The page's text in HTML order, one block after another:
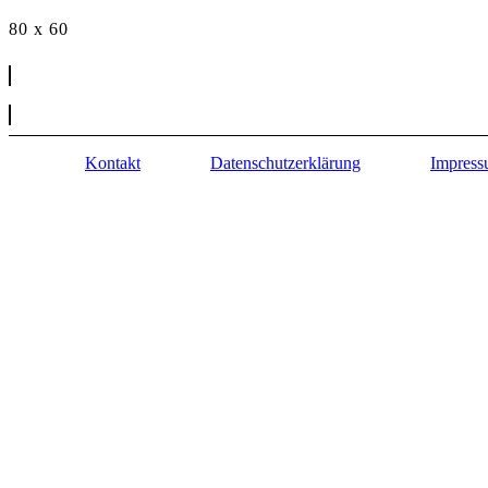
80 x 60
Kontakt Datenschutzerklärung